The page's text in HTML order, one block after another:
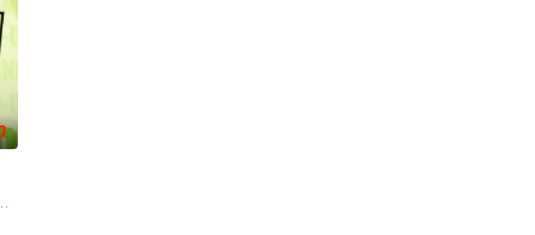
节目将司法局的人民调解室，公安局的联合调解室，
旅程。节目路线将继续延着地球的脉络，探索更全面的世界文化旅行和体验
地，2026夏天准时快乐